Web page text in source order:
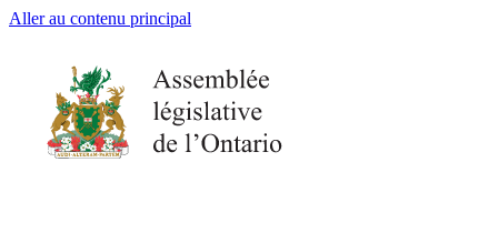
Aller au contenu principal